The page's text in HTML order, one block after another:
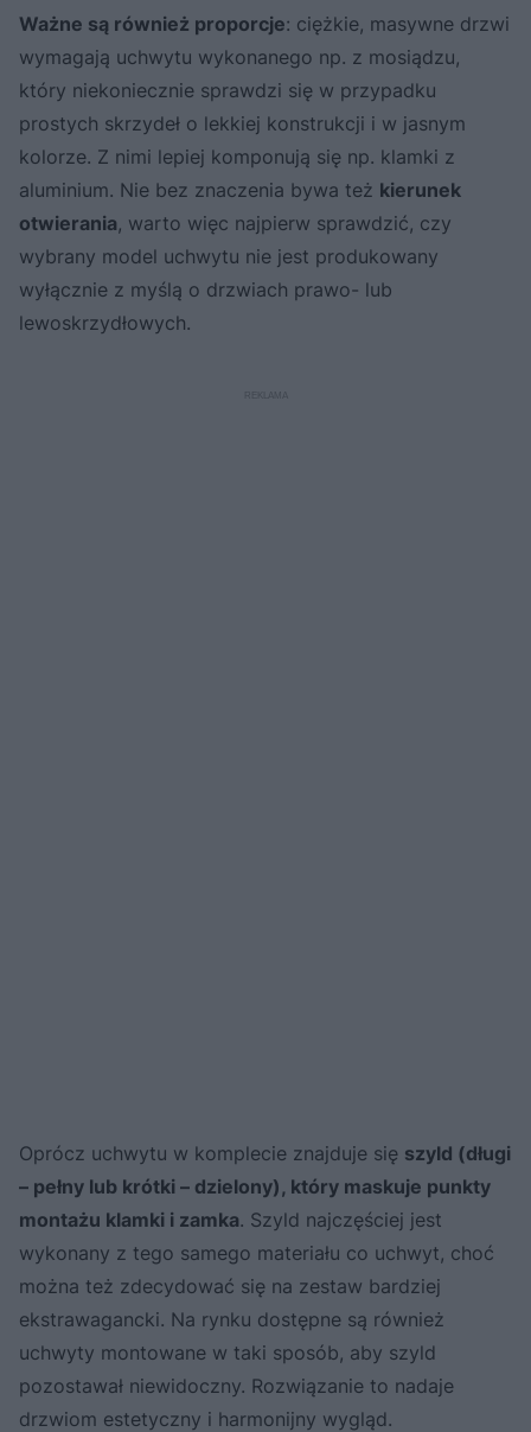
Ważne są również proporcje: ciężkie, masywne drzwi
wymagają uchwytu wykonanego np. z mosiądzu,
który niekoniecznie sprawdzi się w przypadku
prostych skrzydeł o lekkiej konstrukcji i w jasnym
kolorze. Z nimi lepiej komponują się np. klamki z
aluminium. Nie bez znaczenia bywa też kierunek
otwierania, warto więc najpierw sprawdzić, czy
wybrany model uchwytu nie jest produkowany
wyłącznie z myślą o drzwiach prawo- lub
lewoskrzydłowych.
Oprócz uchwytu w komplecie znajduje się szyld (długi
– pełny lub krótki – dzielony), który maskuje punkty
montażu klamki i zamka. Szyld najczęściej jest
wykonany z tego samego materiału co uchwyt, choć
można też zdecydować się na zestaw bardziej
ekstrawagancki. Na rynku dostępne są również
uchwyty montowane w taki sposób, aby szyld
pozostawał niewidoczny. Rozwiązanie to nadaje
drzwiom estetyczny i harmonijny wygląd.